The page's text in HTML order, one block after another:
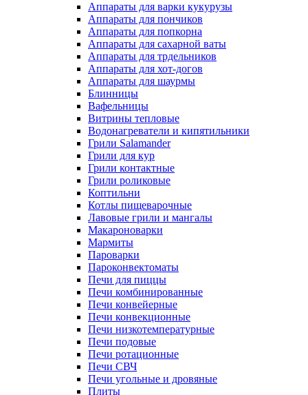
Аппараты для варки кукурузы
Аппараты для пончиков
Аппараты для попкорна
Аппараты для сахарной ваты
Аппараты для трдельников
Аппараты для хот-догов
Аппараты для шаурмы
Блинницы
Вафельницы
Витрины тепловые
Водонагреватели и кипятильники
Грили Salamander
Грили для кур
Грили контактные
Грили роликовые
Коптильни
Котлы пищеварочные
Лавовые грили и мангалы
Макароноварки
Мармиты
Пароварки
Пароконвектоматы
Печи для пиццы
Печи комбинированные
Печи конвейерные
Печи конвекционные
Печи низкотемпературные
Печи подовые
Печи ротационные
Печи СВЧ
Печи угольные и дровяные
Плиты